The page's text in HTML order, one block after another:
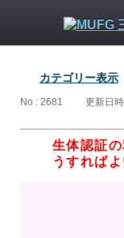
カテゴリー表示
No : 2681 更新日
生体認証
うすればよ